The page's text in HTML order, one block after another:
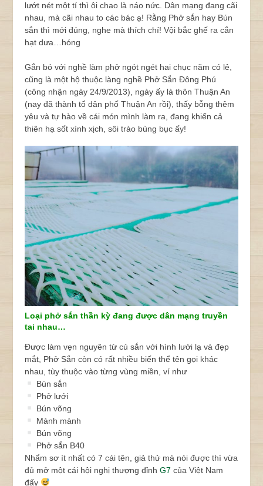
lướt nét một tí thì ôi chao là náo nức. Dân mạng đang cãi
nhau, mà cãi nhau to các bác ạ! Rằng Phở sắn hay Bún
sắn thì mới đúng, nghe mà thích chí! Vội bắc ghế ra cắn
hạt dưa…hóng
Gắn bó với nghề làm phở ngót ngét hai chục năm có lẻ,
cũng là một hộ thuộc làng nghề Phở Sắn Đông Phú
(công nhận ngày 24/9/2013), ngày ấy là thôn Thuận An
(nay đã thành tổ dân phố Thuận An rồi), thấy bỗng thêm
yêu và tự hào về cái món mình làm ra, đang khiến cả
thiên hạ sốt xình xịch, sôi trào bùng bục ấy!
Loại phở sắn thần kỳ đang được dân mạng truyền
tai nhau…
Được làm vẹn nguyên từ củ sắn với hình lưới lạ và đẹp
mắt, Phở Sắn còn có rất nhiều biến thể tên gọi khác
nhau, tùy thuộc vào từng vùng miền, ví như
Bún sắn
Phở lưới
Bún võng
Mành mành
Bún võng
Phở sắn B40
Nhẩm sơ ít nhất có 7 cái tên, giả thử mà nói được thì vừa
đủ mở một cái hội nghị thượng đỉnhG7của Việt Nam
đấy